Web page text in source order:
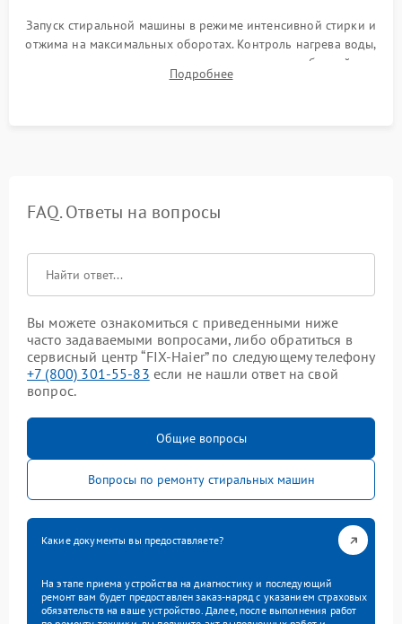
Запуск стиральной машины в режиме интенсивной стирки и
отжима на максимальных оборотах. Контроль нагрева воды,
корректности слива, отсутствия излишних вибраций,
посторонних стуков и протечек под корпусом.
Подробнее
FAQ. Ответы на вопросы
Вы можете ознакомиться с приведенными ниже
часто задаваемыми вопросами, либо обратиться в
сервисный центр “FIX-Haier” по следующему телефону
+7 (800) 301-55-83 если не нашли ответ на свой
вопрос.
Общие вопросы
Вопросы по ремонту стиральных машин
Какие документы вы предоставляете?
На этапе приема устройства на диагностику и последующий
ремонт вам будет предоставлен заказ-наряд с указанием страховых
обязательств на ваше устройство. Далее, после выполнения работ